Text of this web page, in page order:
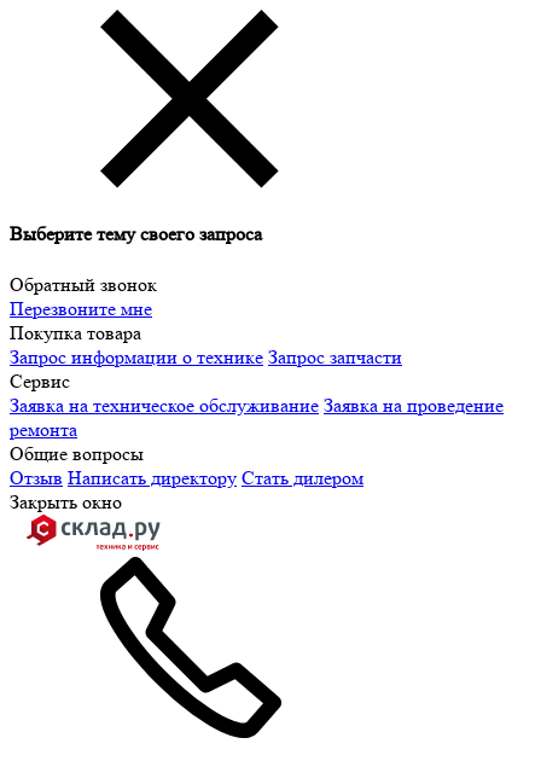
Выберите тему своего запроса
Обратный звонок
Перезвоните мне
Покупка товара
Запрос информации о технике Запрос запчасти
Сервис
Заявка на техническое обслуживание Заявка на проведение
ремонта
Общие вопросы
Отзыв Написать директору Стать дилером
Закрыть окно